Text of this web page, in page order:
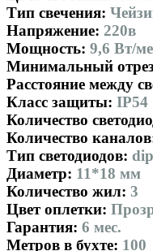
Тип свечения:
Напряжение: 220в
Мощность: 9,6 Вт/
Минимальный
Расстояние между
Класс защиты: IP54
Количество
Количество
Тип светодиодов: dip
Диаметр: 11*18 мм
Количество жил: 3
Цвет оплетки:
Гарантия: 6 мес.
Метров в бухте: 100